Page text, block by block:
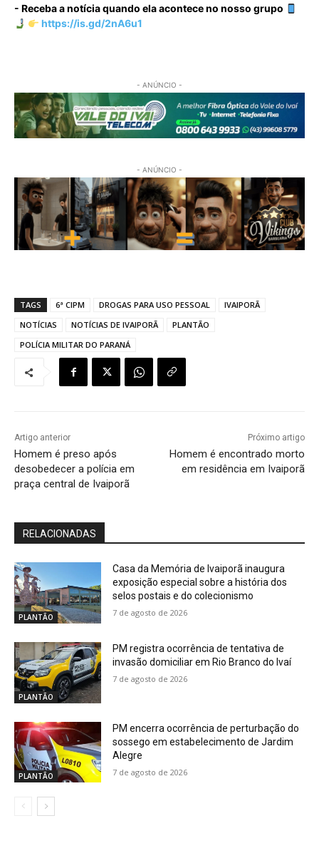
- Receba a notícia quando ela acontece no nosso grupo
https://is.gd/2nA6u1
- ANÚNCIO -
- ANÚNCIO -
TAGS 6ª CIPM DROGAS PARA USO PESSOAL
IVAIPORÃ
NOTÍCIAS
NOTÍCIAS DE IVAIPORÃ
PLANTÃO
POLÍCIA MILITAR DO PARANÁ
Artigo anterior
Homem é preso após
desobedecer a polícia em
praça central de Ivaiporã
Próximo artigo
Homem é encontrado morto
em residência em Ivaiporã
RELACIONADAS
PLANTÃO
Casa da Memória de Ivaiporã inaugura
exposição especial sobre a história dos
selos postais e do colecionismo
7 de agosto de 2026
PLANTÃO
PM registra ocorrência de tentativa de
invasão domiciliar em Rio Branco do Ivaí
7 de agosto de 2026
PLANTÃO
PM encerra ocorrência de perturbação do
sossego em estabelecimento de Jardim
Alegre
7 de agosto de 2026